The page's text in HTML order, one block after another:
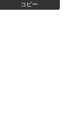
コピー